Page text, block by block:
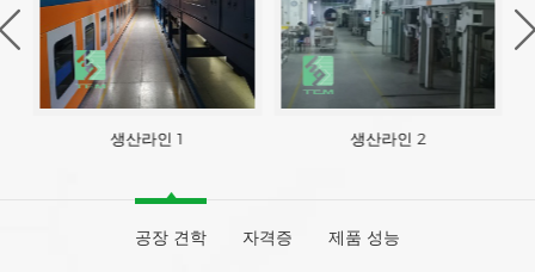
생산라인 1 생산라인 2
공장 견학 자격증 제품 성능